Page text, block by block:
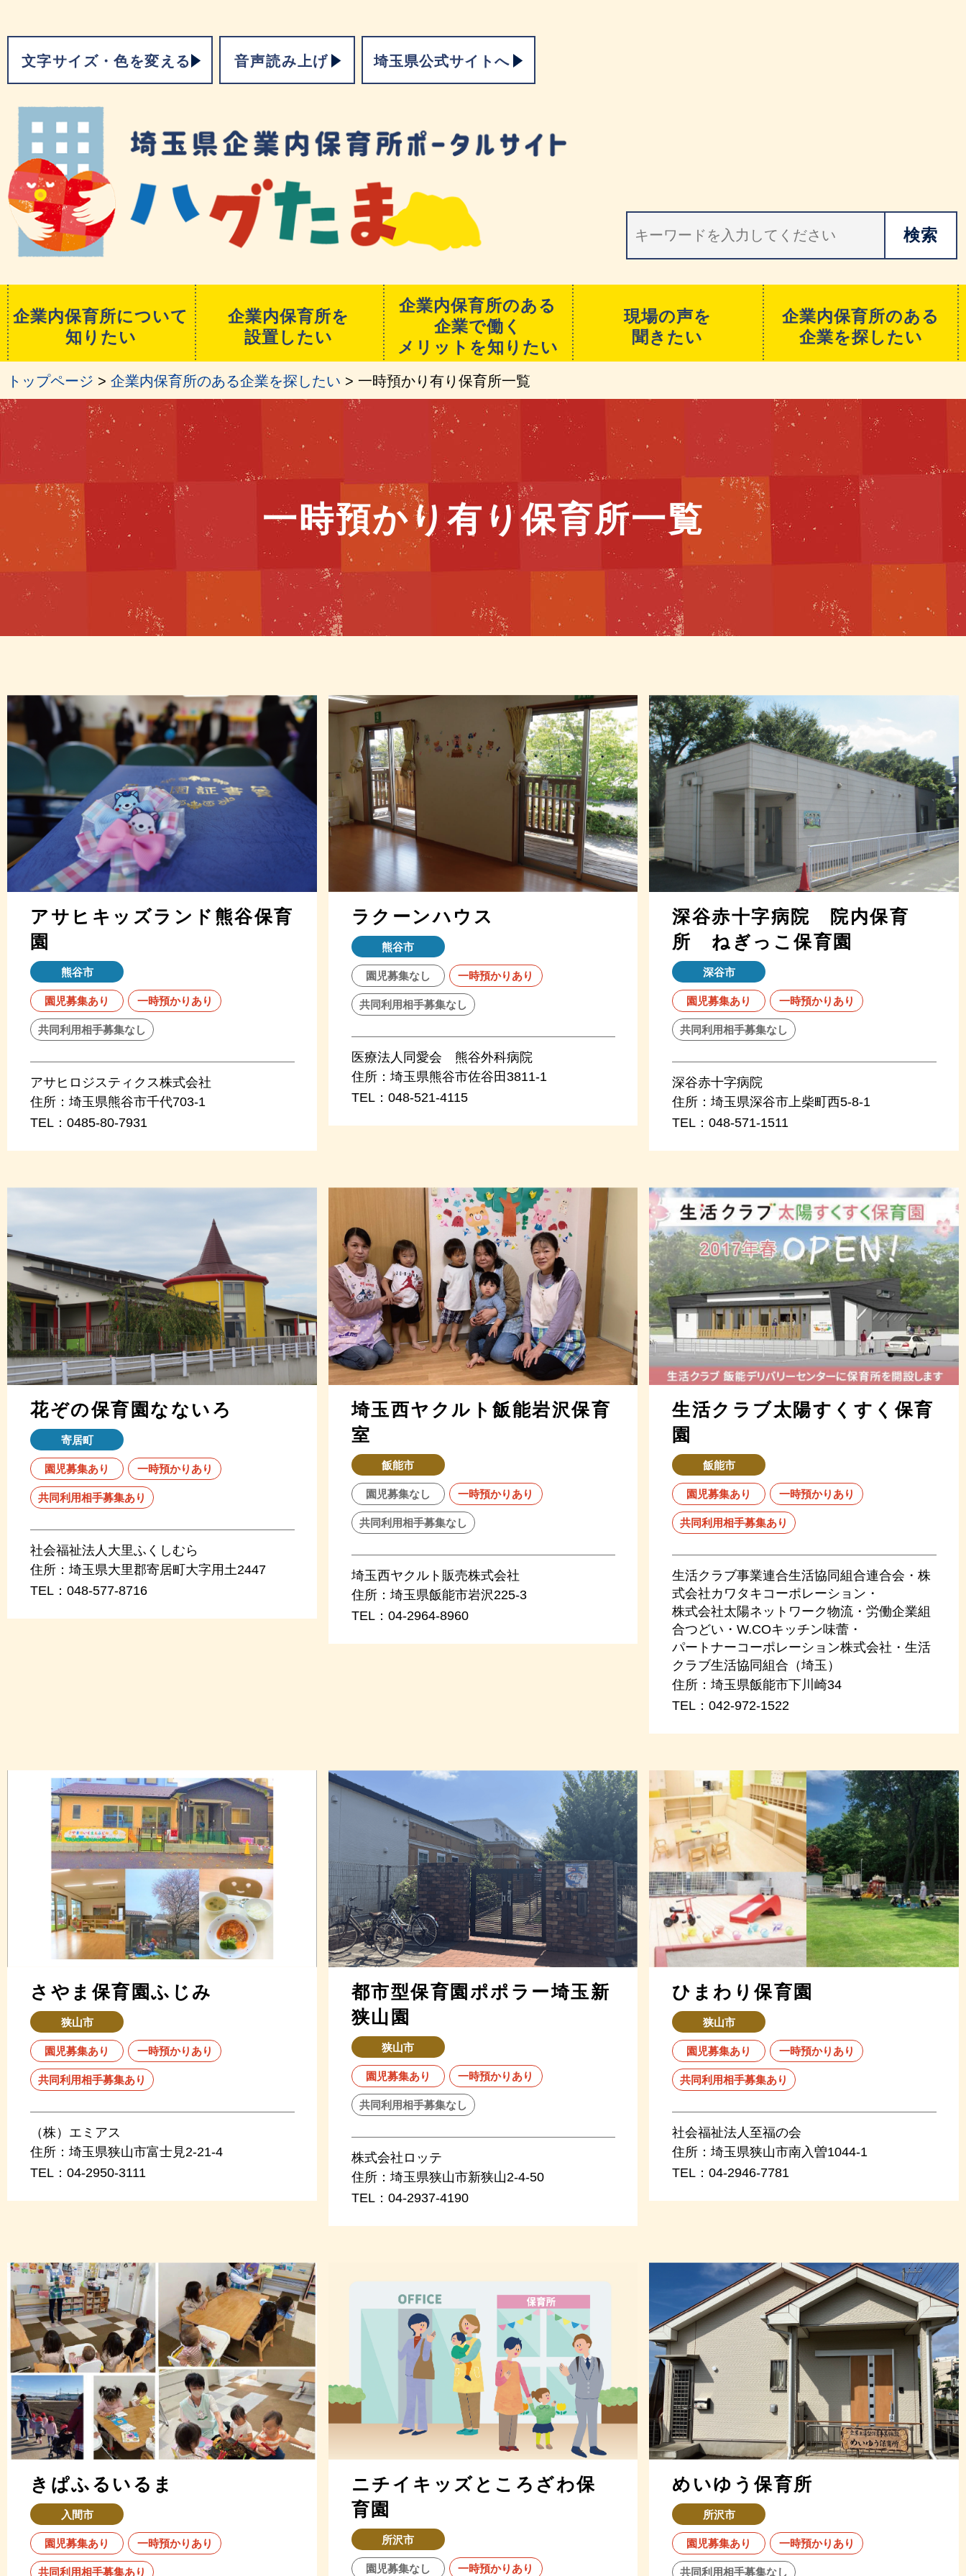
文字サイズ・色を変える 音声読み上げ 埼玉県公式サイトへ
企業内保育所について
知りたい
企業内保育所を
設置したい
企業内保育所のある
企業で働く
メリットを知りたい
現場の声を
聞きたい
企業内保育所のある
企業を探したい
トップページ > 企業内保育所のある企業を探したい > 一時預かり有り保育所一覧
一時預かり有り保育所一覧
アサヒキッズランド熊谷保育
園
熊谷市
園児募集あり 一時預かりあり
共同利用相手募集なし
アサヒロジスティクス株式会社
住所： 埼玉県熊谷市千代703-1
TEL： 0485-80-7931
ラクーンハウス
熊谷市
園児募集なし 一時預かりあり
共同利用相手募集なし
医療法人同愛会 熊谷外科病院
住所： 埼玉県熊谷市佐谷田3811-1
TEL： 048-521-4115
深谷赤十字病院 院内保育
所 ねぎっこ保育園
深谷市
園児募集あり 一時預かりあり
共同利用相手募集なし
深谷赤十字病院
住所：埼玉県深谷市上柴町西5-8-1
TEL：048-571-1511
花ぞの保育園なないろ
寄居町
園児募集あり 一時預かりあり
共同利用相手募集あり
社会福祉法人大里ふくしむら
住所： 埼玉県大里郡寄居町大字用土2447
TEL： 048-577-8716
埼玉西ヤクルト飯能岩沢保育
室
飯能市
園児募集なし 一時預かりあり
共同利用相手募集なし
埼玉西ヤクルト販売株式会社
住所： 埼玉県飯能市岩沢225-3
TEL： 04-2964-8960
生活クラブ太陽すくすく保育
園
飯能市
園児募集あり 一時預かりあり
共同利用相手募集あり
生活クラブ事業連合生活協同組合連合会・株
式会社カワタキコーポレーション・
株式会社太陽ネットワーク物流・労働企業組
合つどい・W.COキッチン味蕾・
パートナーコーポレーション株式会社・生活
クラブ生活協同組合（埼玉）
住所：埼玉県飯能市下川崎34
TEL：042-972-1522
さやま保育園ふじみ
狭山市
園児募集あり 一時預かりあり
共同利用相手募集あり
（株）エミアス
住所： 埼玉県狭山市富士見2-21-4
TEL： 04-2950-3111
都市型保育園ポポラー埼玉新
狭山園
狭山市
園児募集あり 一時預かりあり
共同利用相手募集なし
株式会社ロッテ
住所： 埼玉県狭山市新狭山2-4-50
TEL： 04-2937-4190
ひまわり保育園
狭山市
園児募集あり 一時預かりあり
共同利用相手募集あり
社会福祉法人至福の会
住所：埼玉県狭山市南入曽1044-1
TEL：04-2946-7781
きぱふるいるま
入間市
園児募集あり 一時預かりあり
共同利用相手募集あり
ニチイキッズところざわ保
育園
所沢市
園児募集なし 一時預かりあり
めいゆう保育所
所沢市
園児募集あり 一時預かりあり
共同利用相手募集なし